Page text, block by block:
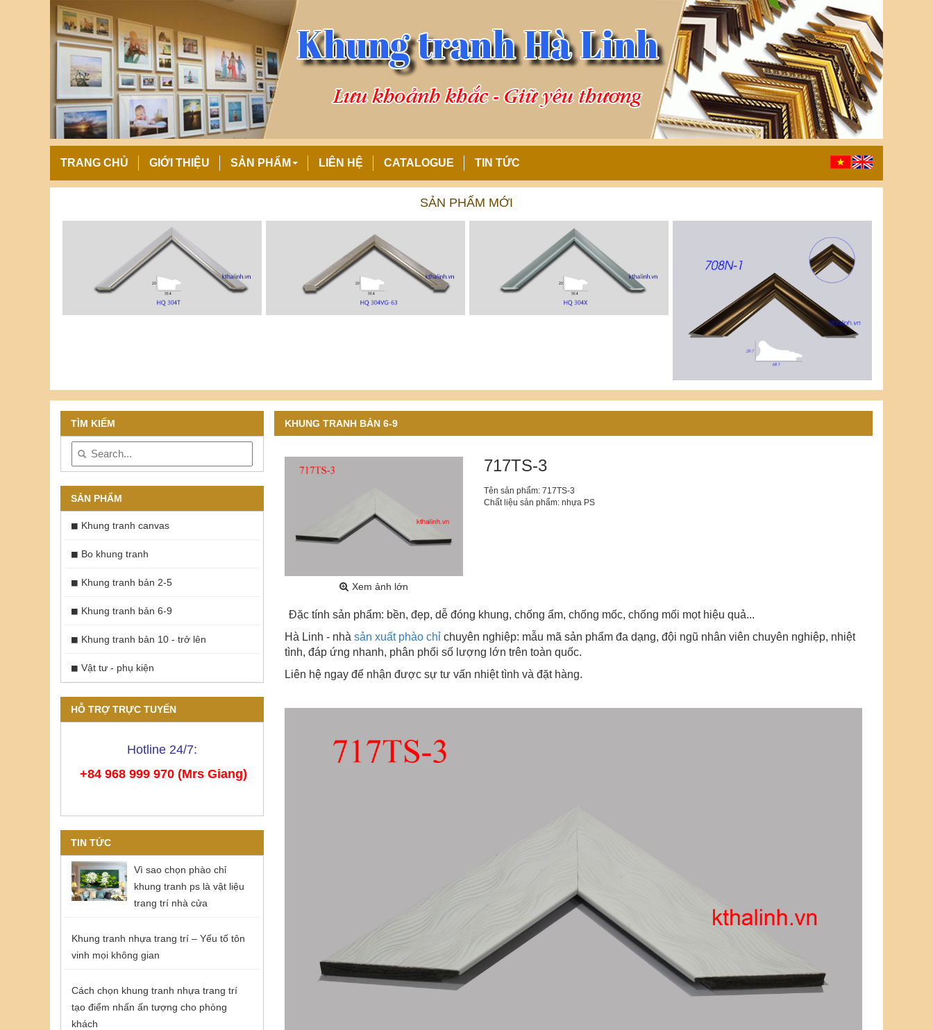
TRANG CHỦ GIỚI THIỆU SẢN PHẨM LIÊN HỆ CATALOGUE TIN TỨC
SẢN PHẨM MỚI
KHUNG TRANH BẢN 6-9
Xem ảnh lớn
717TS-3
Tên sản phẩm: 717TS-3
Chất liệu sản phẩm: nhựa PS
Đặc tính sản phẩm: bền, đẹp, dễ đóng khung, chống ẩm, chống mốc, chống mối mọt hiệu quả...
Hà Linh - nhà sản xuất phào chỉ chuyên nghiệp: mẫu mã sản phẩm đa dạng, đội ngũ nhân viên chuyên nghiệp, nhiệt
tình, đáp ứng nhanh, phân phối số lượng lớn trên toàn quốc.
Liên hệ ngay để nhận được sự tư vấn nhiệt tình và đặt hàng.
TÌM KIẾM
SẢN PHẨM
Khung tranh canvas
Bo khung tranh
Khung tranh bản 2-5
Khung tranh bản 6-9
Khung tranh bản 10 - trở lên
Vật tư - phụ kiện
HỖ TRỢ TRỰC TUYẾN
Hotline 24/7:
+84 968 999 970 (Mrs Giang)
TIN TỨC
Vì sao chọn phào chỉ
khung tranh ps là vật liệu
trang trí nhà cửa
Khung tranh nhựa trang trí – Yếu tố tôn
vinh mọi không gian
Cách chọn khung tranh nhựa trang trí
tạo điểm nhấn ấn tượng cho phòng
khách